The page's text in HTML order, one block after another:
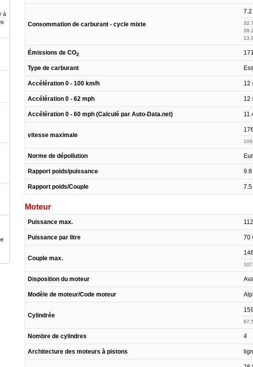
à
Consommation de carburant - cycle mixte
Émissions de CO2
Type de carburant
Accélération 0 - 100 km/h 12
Accélération 0 - 62 mph 12
Accélération 0 - 60 mph (Calculé par Auto-Data.net)
vitesse maximale
Norme de dépollution
Rapport poids/puissance
Rapport poids/Couple 7.5
Moteur
Puissance max.
Puissance par litre 70
Couple max.
Disposition du moteur
Modèle de moteur/Code moteur
Cylindrée
Nombre de cylindres 4
Architecture des moteurs à pistons